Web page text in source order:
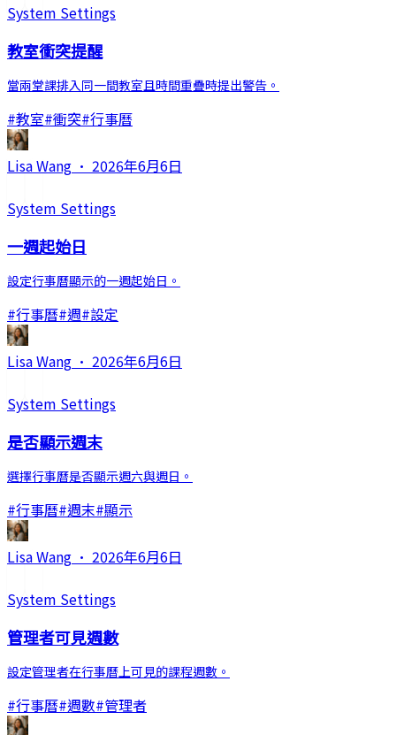
System Settings
教室衝突提醒
當兩堂課排入同一間教室且時間重疊時提出警告。
#教室#衝突#行事曆
Lisa Wang · 2026年6月6日
System Settings
一週起始日
設定行事曆顯示的一週起始日。
#行事曆#週#設定
Lisa Wang · 2026年6月6日
System Settings
是否顯示週末
選擇行事曆是否顯示週六與週日。
#行事曆#週末#顯示
Lisa Wang · 2026年6月6日
System Settings
管理者可見週數
設定管理者在行事曆上可見的課程週數。
#行事曆#週數#管理者